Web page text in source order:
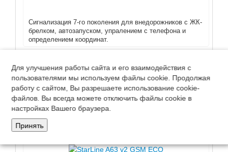
Сигнализация 7-го поколения для внедорожников с ЖК-
брелком, автозапуском, упралением с телефона и
определением координат.
АвтозапускStarLine B97 LTE GPS
4G/LTE-сигнализация с радиоэлектронной меткой,
брелоком с обратной связью, дистанционным запуском
GPS/Глонасс-позиционированием.
Для улучшения работы сайта и его взаимодействия с
пользователями мы используем файлы cookie. Продолжая
работу с сайтом, Вы разрешаете использование cookie-
файлов. Вы всегда можете отключить файлы cookie в
настройках Вашего браузера.
Принять